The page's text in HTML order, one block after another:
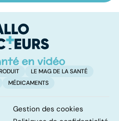
le pour et le
levée de
l'anonymat
LE MAG DE LA SANTÉ
MÉDICAMENTS
Gestion des cookies